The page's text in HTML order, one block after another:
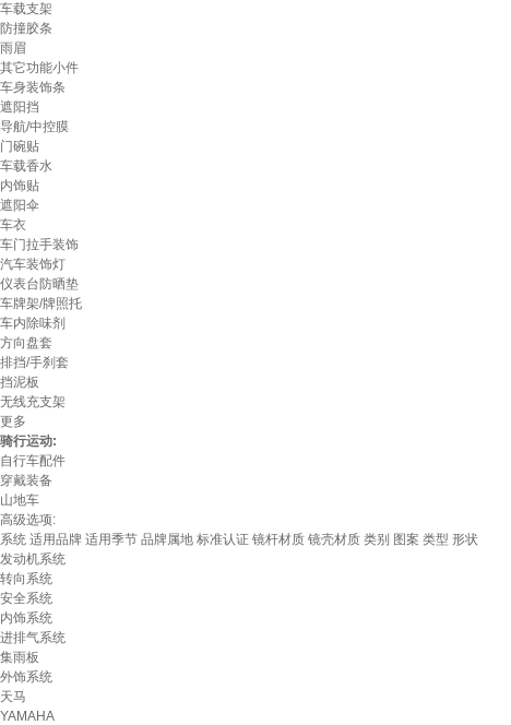
车载支架
防撞胶条
雨眉
其它功能小件
车身装饰条
遮阳挡
导航/中控膜
门碗贴
车载香水
内饰贴
遮阳伞
车衣
车门拉手装饰
汽车装饰灯
仪表台防晒垫
车牌架/牌照托
车内除味剂
方向盘套
排挡/手刹套
挡泥板
无线充支架
更多
骑行运动:
自行车配件
穿戴装备
山地车
高级选项:
系统 适用品牌 适用季节 品牌属地 标准认证 镜杆材质 镜壳材质 类别 图案 类型 形状
发动机系统
转向系统
安全系统
内饰系统
进排气系统
集雨板
外饰系统
天马
YAMAHA